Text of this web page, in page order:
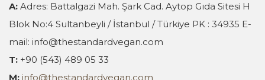
A: Adres: Battalgazi Mah. Şark Cad. Aytop Gıda Sitesi H
Blok No:4 Sultanbeyli / İstanbul / Türkiye PK : 34935 E-
mail: info@thestandardvegan.com
T: +90 (543) 489 05 33
M: info@thestandardvegan.com